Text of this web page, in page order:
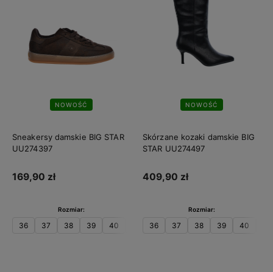
NOWOŚĆ
Sneakersy damskie BIG STAR
UU274397
169,90 zł
Rozmiar:
36 37 38 39 40
NOWOŚĆ
Skórzane kozaki damskie BIG
STAR UU274497
409,90 zł
Rozmiar:
36 37 38 39 40